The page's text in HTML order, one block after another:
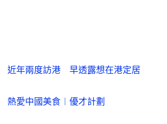
近年兩度訪港　早透露想在港定居
熱愛中國美食︱優才計劃